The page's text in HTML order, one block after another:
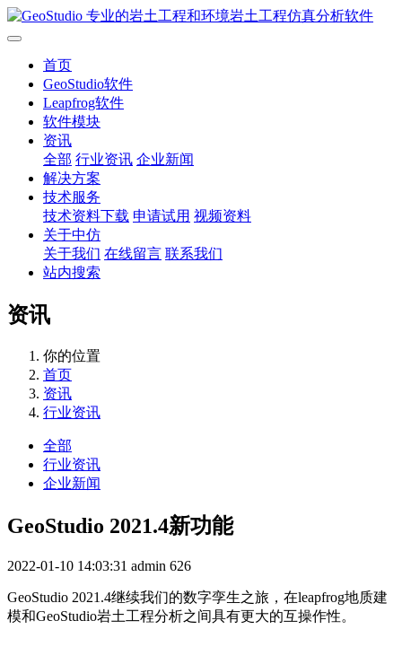
首页
GeoStudio软件
Leapfrog软件
软件模块
资讯
全部 行业资讯 企业新闻
解决方案
技术服务
技术资料下载 申请试用 视频资料
关于中仿
关于我们 在线留言 联系我们
站内搜索
资讯
你的位置
首页
资讯
行业资讯
全部
行业资讯
企业新闻
GeoStudio 2021.4新功能
2022-01-10 14:03:31 admin 626
GeoStudio 2021.4继续我们的数字孪生之旅，在leapfrog地质建
模和GeoStudio岩土工程分析之间具有更大的互操作性。